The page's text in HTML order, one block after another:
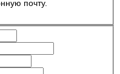
почту.